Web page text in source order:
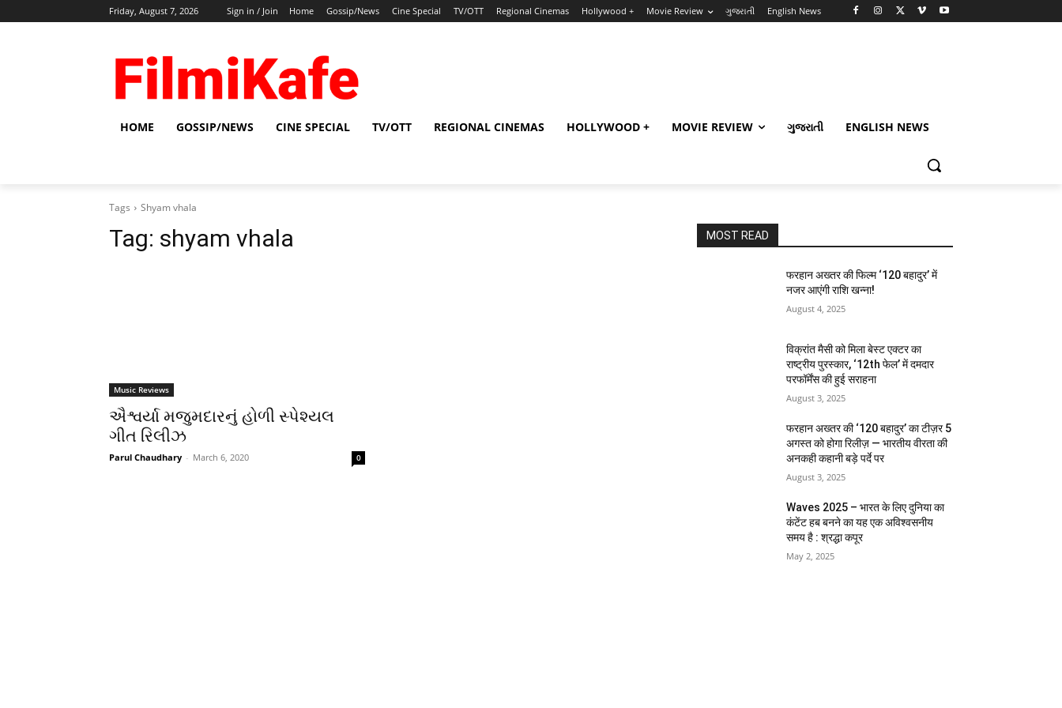
Friday, August 7, 2026 Sign in / Join Home Gossip/News Cine Special TV/OTT Regional Cinemas Hollywood + Movie Review ગુજરાતી English News
HOME GOSSIP/NEWS CINE SPECIAL TV/OTT REGIONAL CINEMAS HOLLYWOOD + MOVIE REVIEW ગુજરાતી ENGLISH NEWS
Tags Shyam vhala
Tag: shyam vhala
Music Reviews
ઐશ્વર્યા મજુમદારનું હોળી સ્પેશ્યલ
ગીત રિલીઝ
Parul Chaudhary - March 6, 2020 0
MOST READ
फरहान अख्तर की फिल्म ‘120 बहादुर’ में
नजर आएंगी राशि खन्ना!
August 4, 2025
विक्रांत मैसी को मिला बेस्ट एक्टर का
राष्ट्रीय पुरस्कार, ‘12th फेल’ में दमदार
परफॉर्मेंस की हुई सराहना
August 3, 2025
फरहान अख्तर की ‘120 बहादुर’ का टीज़र 5
अगस्त को होगा रिलीज़ — भारतीय वीरता की
अनकही कहानी बड़े पर्दे पर
August 3, 2025
Waves 2025 – भारत के लिए दुनिया का
कंटेंट हब बनने का यह एक अविश्वसनीय
समय है : श्रद्धा कपूर
May 2, 2025